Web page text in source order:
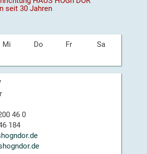
seit 30 Jahren
Mi Do Fr Sa
46 0
184